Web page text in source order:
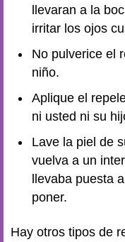
llevaran a la
irritar los ojos
No pulverice el
niño.
Aplique el
ni usted ni su
Lave la piel de
vuelva a un
llevaba puesta
poner.
Hay otros tipos de